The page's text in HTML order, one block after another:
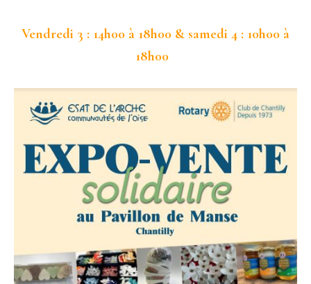
Vendredi 3 : 14h00 à 18h00 & samedi 4 : 10h00 à
18h00